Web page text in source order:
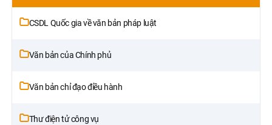
CSDL Quốc gia về văn bản pháp luật
Văn bản của Chính phủ
Văn bản chỉ đạo điều hành
Thư điện tử công vụ